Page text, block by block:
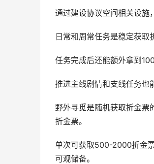
通过建设协议空间相关设施
日常和周常任务是稳定获
任务完成后还能额外拿到
推进主线剧情和支线任务也
野外寻觅是随机获取折金票
折金票。
单次可获取500-2000折金
可观储备。